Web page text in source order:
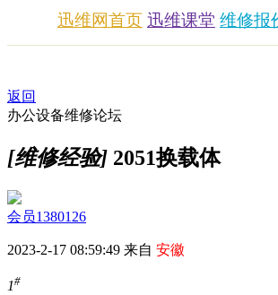
迅维网首页 迅维课堂 维修报
返回
办公设备维修论坛
[维修经验] 2051换载体
会员1380126
2023-2-17 08:59:49 来自 安徽
1#